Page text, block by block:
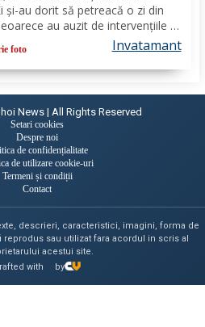
și-au dorit să petreacă o zi din
au auzit de intervențiile la
oamenii pe care i-au ajutat de-
foto Invatamant
News | All Rights Reserved
Setari cookies
Despre noi
de confidențialitate
de utilizare cookie-uri
Termeni și condiții
Contact
descrieri, caracteristici, imagini, forma de
sau utilizat fara acordul in scris al
acestui site.
with
by